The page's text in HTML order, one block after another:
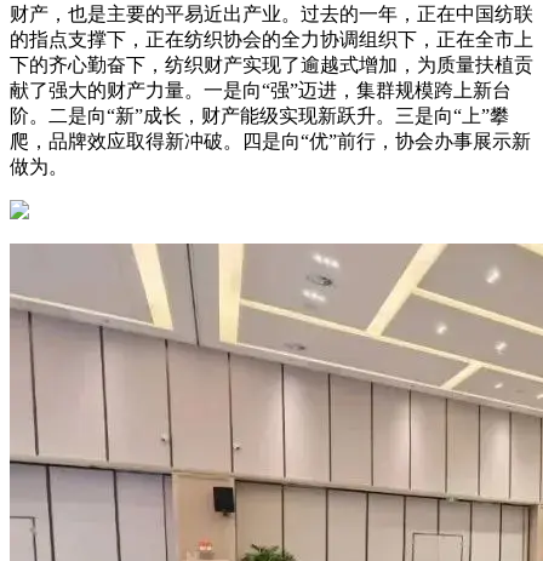
财产，也是主要的平易近出产业。过去的一年，正在中国纺联
的指点支撑下，正在纺织协会的全力协调组织下，正在全市上
下的齐心勤奋下，纺织财产实现了逾越式增加，为质量扶植贡
献了强大的财产力量。一是向“强”迈进，集群规模跨上新台
阶。二是向“新”成长，财产能级实现新跃升。三是向“上”攀
爬，品牌效应取得新冲破。四是向“优”前行，协会办事展示新
做为。